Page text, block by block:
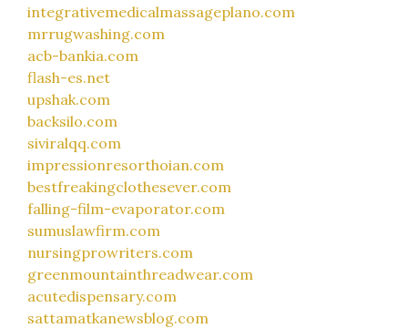
integrativemedicalmassageplano.com
mrrugwashing.com
acb-bankia.com
flash-es.net
upshak.com
backsilo.com
siviralqq.com
impressionresorthoian.com
bestfreakingclothesever.com
falling-film-evaporator.com
sumuslawfirm.com
nursingprowriters.com
greenmountainthreadwear.com
acutedispensary.com
sattamatkanewsblog.com